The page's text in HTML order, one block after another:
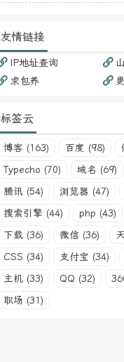
友情链接
IP地址查询
求包养
标签云
博客 (163) 百度 (98)
Typecho (70)
域名 (69)
腾讯 (54)
浏览器 (47)
搜索引擎 (44)
php (43)
下载 (36)
微信 (36)
CSS (34)
支付宝 (34)
主机 (33)
QQ (32)
职场 (31)